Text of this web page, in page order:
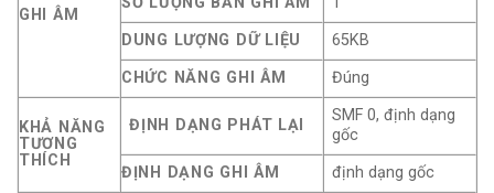
GHI ÂM
DUNG LƯỢNG DỮ LIỆU
65KB
CHỨC NĂNG GHI ÂM
Đúng
KHẢ NĂNG
TƯƠNG
THÍCH
ĐỊNH DẠNG PHÁT LẠI
SMF 0, định dạng
gốc
ĐỊNH DẠNG GHI ÂM
định dạng gốc